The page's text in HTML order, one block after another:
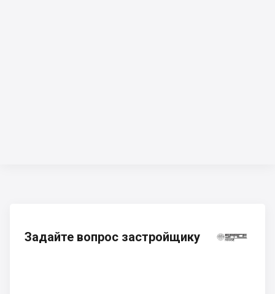
Задайте вопрос застройщику